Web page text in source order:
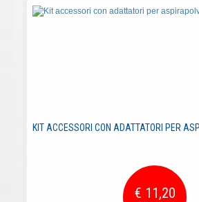
KIT ACCESSORI CON ADATTATORI PER
€ 11,20